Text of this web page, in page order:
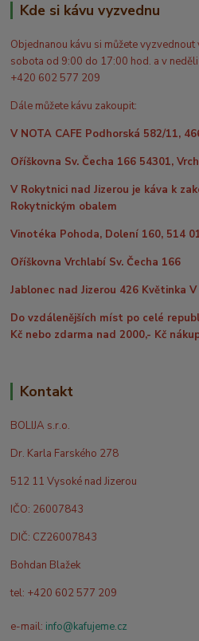
Kde si kávu vyzvednu
Objednanou kávu si můžete
sobota od 9:00 do 17:00 hod. a v
+420 602 577 209
Dále můžete kávu zakoupit:
V NOTA CAFE Podhorská 582/11,
Oříškovna Sv. Čecha 166 54301,
V Rokytnici nad Jizerou je káva k
Rokytnickým obalem
Vinotéka Pohoda, Dolení 160, 514
Oříškovna Vrchlabí Sv. Čecha 166
Jablonec nad Jizerou 426 Květinka V
Do vzdálenějších míst po celé
Kč nebo zdarma nad 2000,- Kč
Kontakt
BOLIJA s.r.o.
Dr. Karla Farského 278
512 11 Vysoké nad Jizerou
IČO: 26007843
DIČ: CZ26007843
Bohdan Blažek
tel: +420 602 577 209
e-mail: info@kafujeme.cz